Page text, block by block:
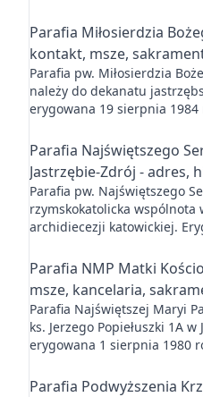
Parafia Miłosierdzia
kontakt, msze,
Parafia pw. Miłosierdzia
należy do dekanatu
erygowana 19 sierpnia 1984
Parafia Najświętszego
Jastrzębie-Zdrój - adres,
Parafia pw. Najświętszego
rzymskokatolicka wspólnota
archidiecezji katowickiej.
Parafia NMP Matki
msze, kancelaria,
Parafia Najświętszej Maryi
ks. Jerzego Popiełuszki 1A
erygowana 1 sierpnia 1980
Parafia Podwyższenia